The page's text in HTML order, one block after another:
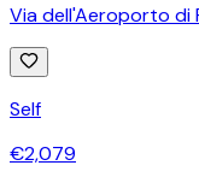
Via dell'Aeroporto
Self
€2,079